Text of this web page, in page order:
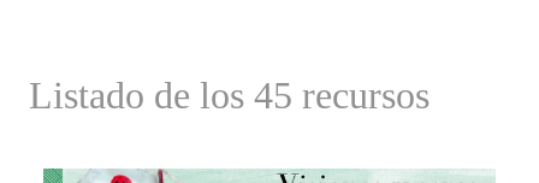
Listado de los 45 recursos